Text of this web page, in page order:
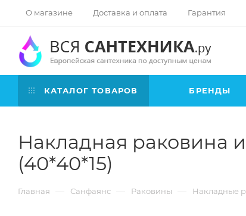
О магазине Доставка и оплата Гарантия
КАТАЛОГ ТОВАРОВ БРЕНДЫ
Накладная раковина
(40*40*15)
Главная — Санфаянс — Раковины — Накладные